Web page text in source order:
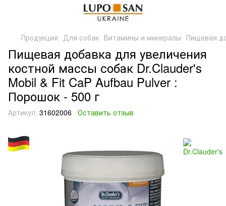
Продукция Для собак Витамины и минералы Пищевая
Пищевая добавка для увеличения
костной массы собак Dr.Clauder's
Mobil & Fit CaP Aufbau Pulver :
Порошок - 500 г
Артикул: 31602006 Оставить отзыв